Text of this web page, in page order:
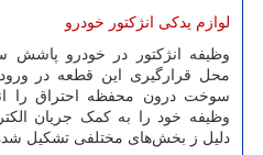
لوازم یدکی انژکتور خودرو
وظیفه انژکتور در خودرو
محل قرارگیری این قطعه در
سوخت درون محفظه‌ احتراق را
وظیفه خود را به کمک جریان
دلیل ز بخش‌های مختلفی تشکیل